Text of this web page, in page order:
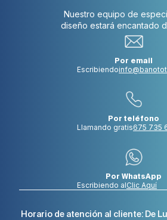
Nuestro equipo de
diseño estará encantado
Por email
Escribiendo
Por teléfono
Llamando gratis675 735
Por WhatsApp
Escribiendo alClic Aquí
Horario de atención al cliente: De